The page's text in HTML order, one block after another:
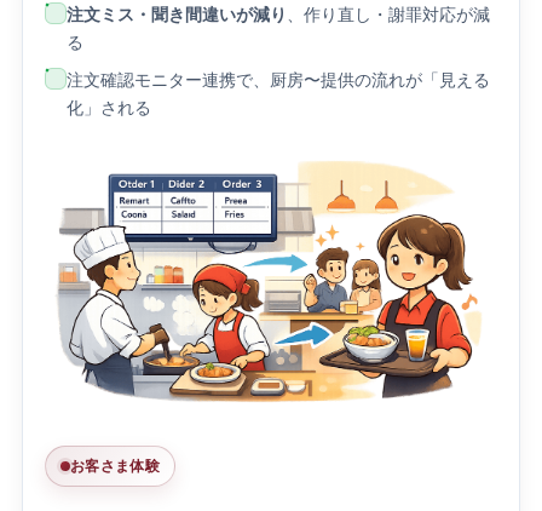
注文ミス・聞き間違いが減り 、作り直し・謝罪対応が減
る
注文確認モニター連携で、厨房〜提供の流れが「見える
化」される
お客さま体験